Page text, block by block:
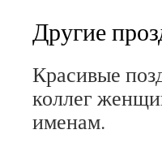
Другие
Красивые
коллег
именам.